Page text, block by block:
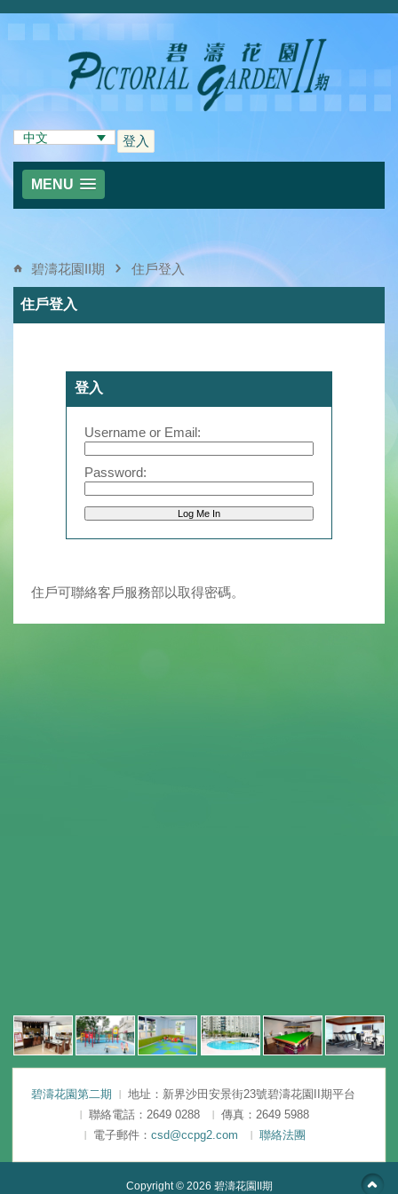
中文 登入
MENU
碧濤花園II期 住戶登入
住戶登入
登入
Username or Email:
Password:
住戶可聯絡客戶服務部以取得密碼。
碧濤花園第二期
地址：新界沙田安景街23號碧濤花園II期平台
聯絡電話：2649 0288
傳真：2649 5988
電子郵件： csd@ccpg2.com 聯絡法團
Copyright © 2026 碧濤花園II期